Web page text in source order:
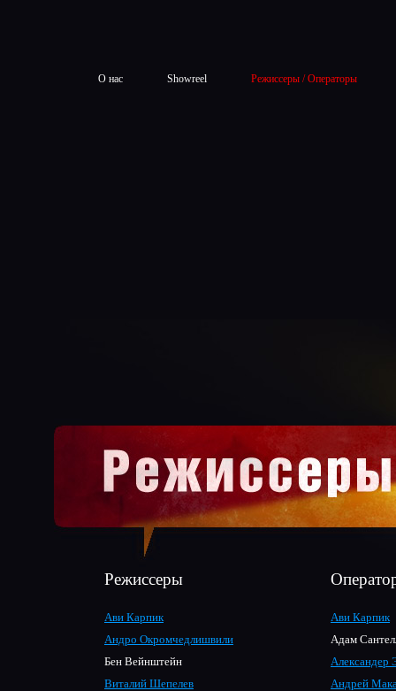
О нас Showreel Режиссеры / Операторы
Режиссеры
Ави Карпик
Андро Окромчедлишвили
Бен Вейнштейн
Виталий Шепелев
Ави Карпик
Адам
Александер
Андрей